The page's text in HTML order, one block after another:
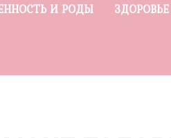
И РОДЫ ЗДОРОВЬЕ